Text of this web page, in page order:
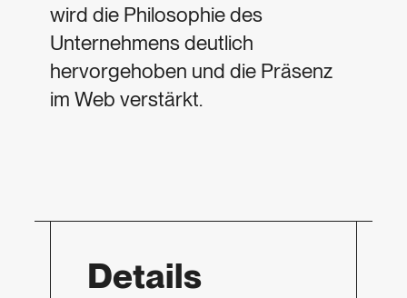
wird die Philosophie des
Unternehmens deutlich
hervorgehoben und die Präsenz
im Web verstärkt.
Details